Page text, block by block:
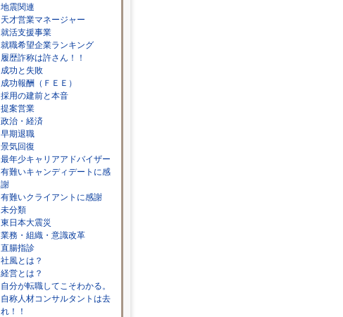
地震関連
天才営業マネージャー
就活支援事業
就職希望企業ランキング
履歴詐称は許さん！！
成功と失敗
成功報酬（ＦＥＥ）
採用の建前と本音
提案営業
政治・経済
早期退職
景気回復
最年少キャリアアドバイザー
有難いキャンディデートに感
謝
有難いクライアントに感謝
未分類
東日本大震災
業務・組織・意識改革
直腸指診
社風とは？
経営とは？
自分が転職してこそわかる。
自称人材コンサルタントは去
れ！！